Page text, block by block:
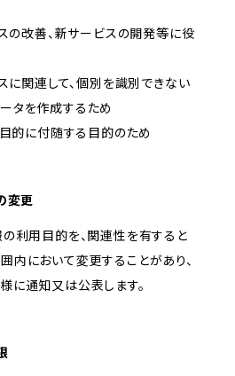
スの改善、新サービスの開発等に役
スに関連して、個別を識別できない
タを作成するため
目的に付随する目的のため
変更
の利用目的を、関連性を有すると
内において変更することがあり、
に通知又は公表します。